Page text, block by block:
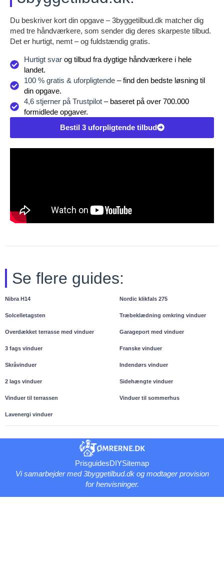
Du beskriver kort din opgave – 3byggetilbud.dk matcher dig
med tre håndværkere, som sender dig deres skarpeste tilbud.
Det er hurtigt, nemt – og fuldstændig gratis.
Hurtigt svarog tilbud fra dygtige håndværkere i hele
landet.
100 % gratis & uforpligtende– find den bedste løsning til
din opgave.
4,6 stjerner på Trustpilot– baseret på over 700.000
formidlede opgaver.
Bestil 3 uforpligtende tilbud
Se flere guides:
Nibra H14 Nordic klikfals 275
Solcelletagsten Træbeklædning omkring vinduer
Overdækket terrasse med vinduer Garageport med vinduer
3 fags vinduer Franske vinduer
Skråvinduer Indendørs vinduer
2 lags vinduer Sidehængte vinduer
Vinduer til terrassen Vinduer til sommerhus
Lavenergi vinduer
PrisguidesDIYSitemap
Vi samarbejder med 3byggetilbud.dk og modtager provision
for henvisninger.